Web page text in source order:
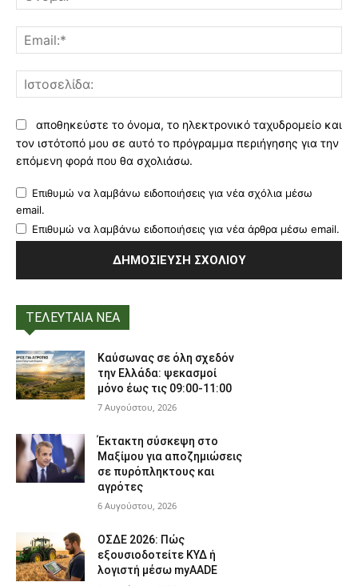
αποθηκεύστε το όνομα, το ηλεκτρονικό ταχυδρομείο και
τον ιστότοπό μου σε αυτό το πρόγραμμα περιήγησης για την
επόμενη φορά που θα σχολιάσω.
Επιθυμώ να λαμβάνω ειδοποιήσεις για νέα σχόλια μέσω
email.
Επιθυμώ να λαμβάνω ειδοποιήσεις για νέα άρθρα μέσω email.
ΤΕΛΕΥΤΑΙΑ ΝΕΑ
Καύσωνας σε όλη σχεδόν
την Ελλάδα: ψεκασμοί
μόνο έως τις 09:00-11:00
7 Αυγούστου, 2026
Έκτακτη σύσκεψη στο
Μαξίμου για αποζημιώσεις
σε πυρόπληκτους και
αγρότες
6 Αυγούστου, 2026
ΟΣΔΕ 2026: Πώς
εξουσιοδοτείτε ΚΥΔ ή
λογιστή μέσω myAADE